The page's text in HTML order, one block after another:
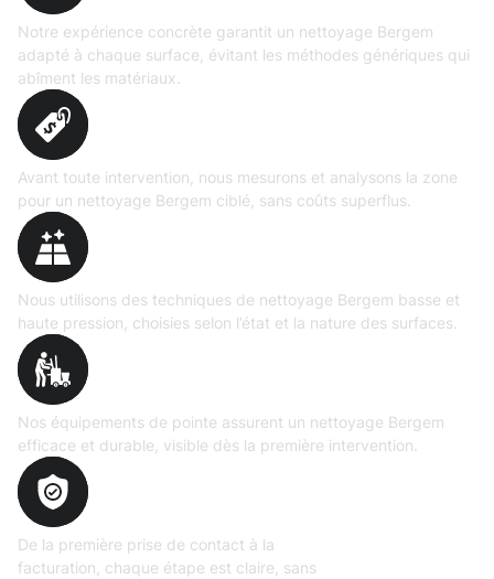
Notre expérience concrète garantit un nettoyage Bergem
adapté à chaque surface, évitant les méthodes génériques qui
abîment les matériaux.
Avant toute intervention, nous mesurons et analysons la zone
pour un nettoyage Bergem ciblé, sans coûts superflus.
Nous utilisons des techniques de nettoyage Bergem basse et
haute pression, choisies selon l’état et la nature des surfaces.
Nos équipements de pointe assurent un nettoyage Bergem
efficace et durable, visible dès la première intervention.
De la première prise de contact à la
facturation, chaque étape est claire, sans